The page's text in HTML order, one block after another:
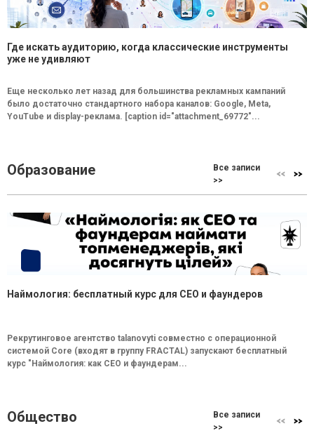
Где искать аудиторию, когда классические инструменты
уже не удивляют
Еще несколько лет назад для большинства рекламных кампаний
было достаточно стандартного набора каналов: Google, Meta,
YouTube и display-реклама. [caption id="attachment_69772"...
Образование
Все записи
>>
Наймология: бесплатный курс для CEO и фаундеров
Рекрутинговое агентство talanovyti совместно с операционной
системой Core (входят в группу FRACTAL) запускают бесплатный
курс "Наймология: как СEO и фаундерам...
Общество
Все записи
>>